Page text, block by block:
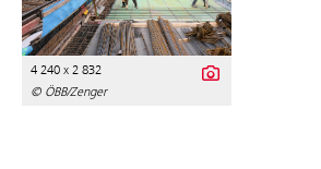
4 240 x 2 832
© ÖBB/Zenger